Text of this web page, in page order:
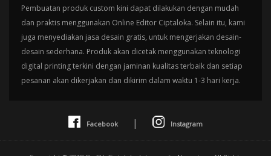
Pembuatan produk custom kini dapat dilakukan dengan mudah
dan praktis menggunakan Online Editor Ciptaloka. Selain itu, kami
juga menyediakan jasa desain gratis, untuk mengerjakan desain-
desain sederhana. Produk akan dicetak menggunakan teknologi
digital printing terkini dengan jaminan kualitas terbaik dan setiap
pesanan akan dikerjakan dan dikirim dalam waktu 1-3 hari kerja.
Facebook | Instagram